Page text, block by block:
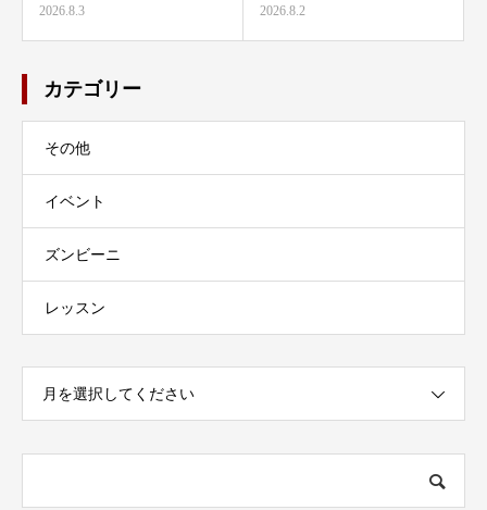
2026.8.3 2026.8.2
カテゴリー
その他
イベント
ズンビーニ
レッスン
月を選択してください